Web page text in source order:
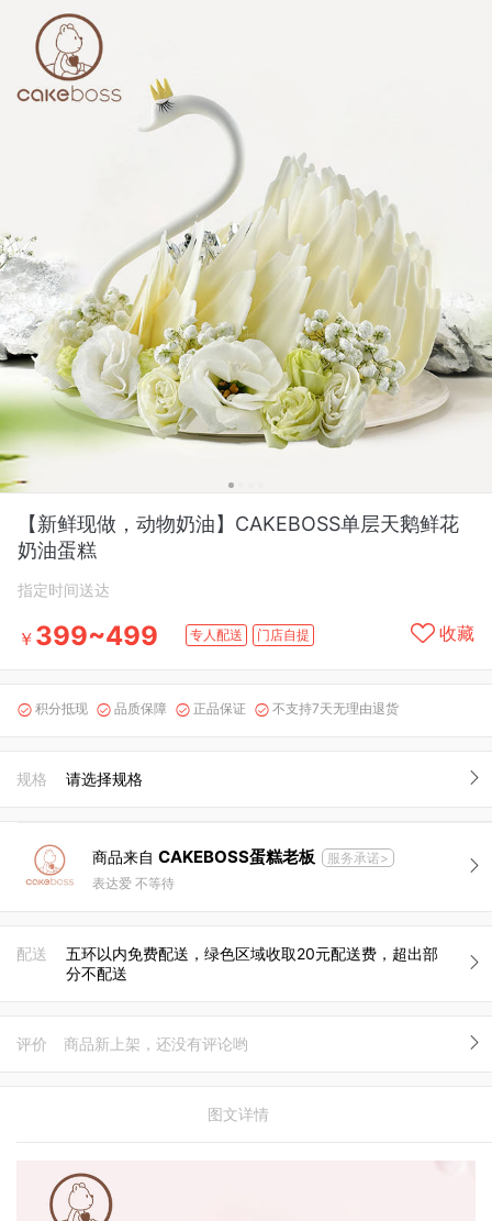
【新鲜现做，动物奶油】CAKEBOSS单层天鹅鲜花
奶油蛋糕
指定时间送达
￥ 399~499 专人配送 门店自提 收藏
 积分抵现  品质保障  正品保证  不支持7天无理由退货
规格 请选择规格
商品来自 CAKEBOSS蛋糕老板
服务承诺>
表达爱 不等待
配送
五环以内免费配送，绿色区域收取20元配送费，超出部
分不配送
评价 商品新上架，还没有评论哟
图文详情